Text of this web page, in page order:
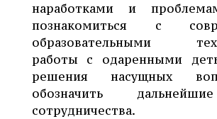
наработками и
познакомиться с
образовательными
работы с одаренными
решения насущных
обозначить
сотрудничества.